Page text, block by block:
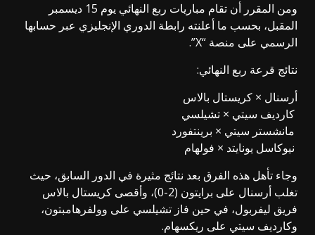
ومن المقرر أن تقام مباريات ربع النهائي يوم 15 ديسمبر
المقبل، بحسب ما أعلنته رابطة الدوري الإنجليزي عبر حسابها
الرسمي على منصة “X”.
نتائج قرعة ربع النهائي:
أرسنال × كريستال بالاس
كارديف سيتي × تشيلسي
مانشستر سيتي × برينتفورد
نيوكاسل يونايتد × فولهام
وجاء تأهل هذه الفرق بعد نتائج مثيرة في الدور السابق، حيث
تغلب أرسنال على برايتون (2-0)، وأقصى كريستال بالاس
فريق ليفربول، في حين فاز تشيلسي على وولفرهامبتون،
وكارديف سيتي على ريكسهام.